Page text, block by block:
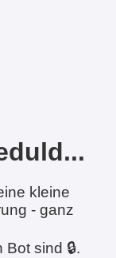
kleine
- ganz
sind 🔒.